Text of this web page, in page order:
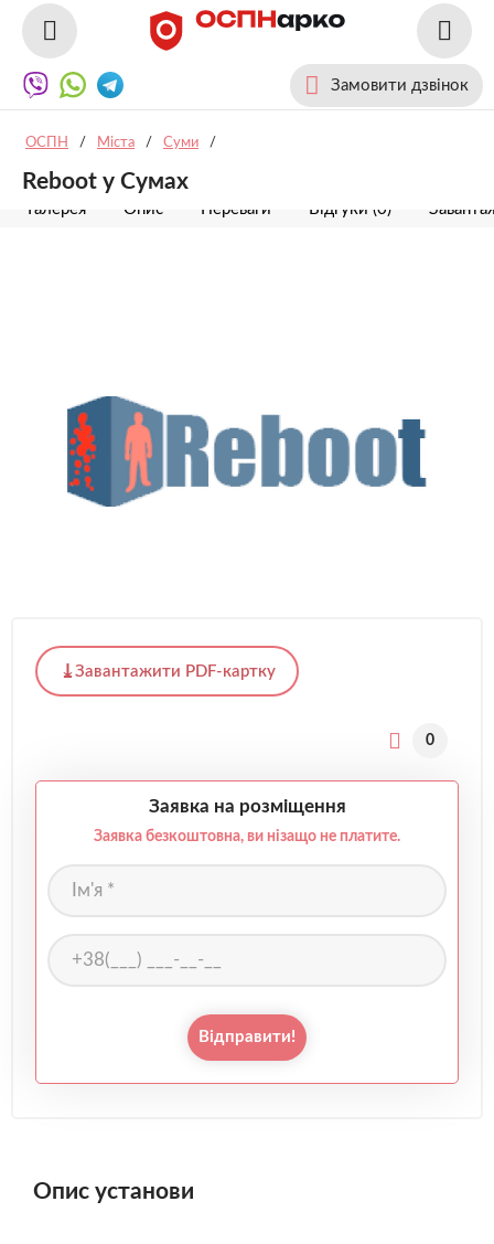
Замовити дзвінок
ОСПН / Міста / Суми /
Reboot у Сумах
Галерея Опис Переваги Відгуки (0)
Завантажити PDF-картку
0
Заявка на розміщення
Заявка безкоштовна, ви нізащо не платите.
Відправити!
Опис установи